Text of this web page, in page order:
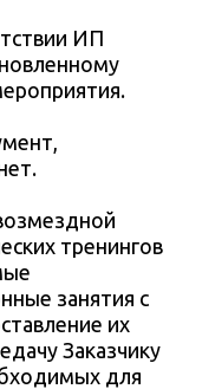
ИП
тренингов
занятия с
их
Заказчику
для